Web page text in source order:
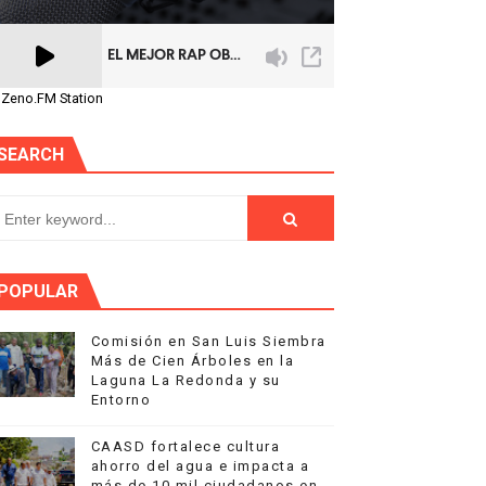
Station
Comisión en San Luis Siembra
Más de Cien Árboles en la
Laguna La Redonda y su
Entorno
CAASD fortalece cultura
ahorro del agua e impacta a